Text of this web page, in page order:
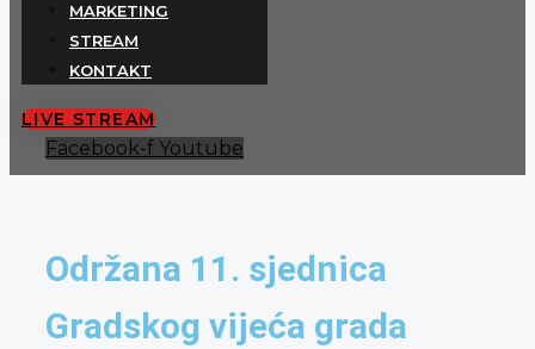
MARKETING
STREAM
KONTAKT
LIVE STREAM
Facebook-f Youtube
Održana 11. sjednica
Gradskog vijeća grada